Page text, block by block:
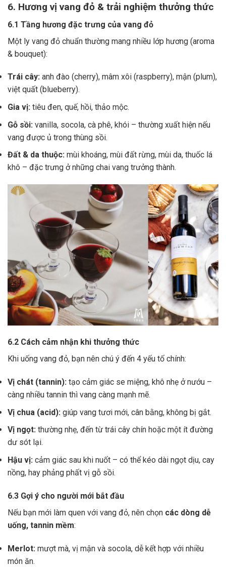
6. Hương vị vang đỏ & trải nghiệm thưởng thức
6.1 Tầng hương đặc trưng của vang đỏ
Một ly vang đỏ chuẩn thường mang nhiều lớp hương (aroma
& bouquet):
Trái cây: anh đào (cherry), mâm xôi (raspberry), mận (plum),
việt quất (blueberry).
Gia vị: tiêu đen, quế, hồi, thảo mộc.
Gỗ sồi: vanilla, socola, cà phê, khói – thường xuất hiện nếu
vang được ủ trong thùng sồi.
Đất & da thuộc: mùi khoáng, mùi đất rừng, mùi da, thuốc lá
khô – đặc trưng ở những chai vang trưởng thành.
6.2 Cách cảm nhận khi thưởng thức
Khi uống vang đỏ, bạn nên chú ý đến 4 yếu tố chính:
Vị chát (tannin): tạo cảm giác se miệng, khô nhẹ ở nướu –
càng nhiều tannin thì vang càng mạnh mẽ.
Vị chua (acid): giúp vang tươi mới, cân bằng, không bị gắt.
Vị ngọt: thường nhẹ, đến từ trái cây chín hoặc một ít đường
dư sót lại.
Hậu vị: cảm giác sau khi nuốt – có thể kéo dài ngọt dịu, cay
nồng, hay phảng phất vị gỗ sồi.
6.3 Gợi ý cho người mới bắt đầu
Nếu bạn mới làm quen với vang đỏ, nên chọn các dòng dễ
uống, tannin mềm:
Merlot: mượt mà, vị mận và socola, dễ kết hợp với nhiều
món ăn.